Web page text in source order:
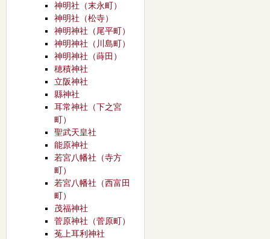
神明社（末永町）
神明社（松寺）
神明神社（尾平町）
神明神社（川島町）
神明神社（蒔田）
穂積神社
立阪神社
縣神社
耳常神社（下之宮
町）
聖武天皇社
能原神社
若宮八幡社（寺方
町）
若宮八幡社（西富田
町）
茂福神社
菅原神社（菅原町）
菟上耳利神社